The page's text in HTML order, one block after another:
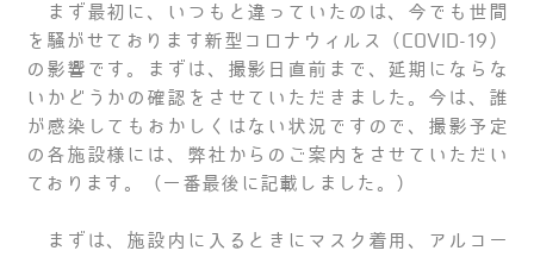
まず最初に、いつもと違っていたのは、今でも世間
を騒がせております新型コロナウィルス（COVID-19）
の影響です。まずは、撮影日直前まで、延期にならな
いかどうかの確認をさせていただきました。今は、誰
が感染してもおかしくはない状況ですので、撮影予定
の各施設様には、弊社からのご案内をさせていただい
ております。（一番最後に記載しました。）
まずは、施設内に入るときにマスク着用、アルコー